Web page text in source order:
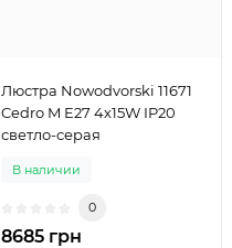
Люстра Nowodvorski 11671
Cedro M E27 4x15W IP20
светло-серая
В наличии
0
8685 грн